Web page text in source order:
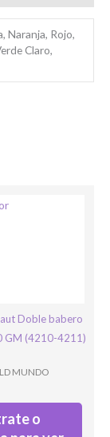
Naranja, Rojo,
Claro,
Doble babero
GM (4210-4211)
MUNDO
o